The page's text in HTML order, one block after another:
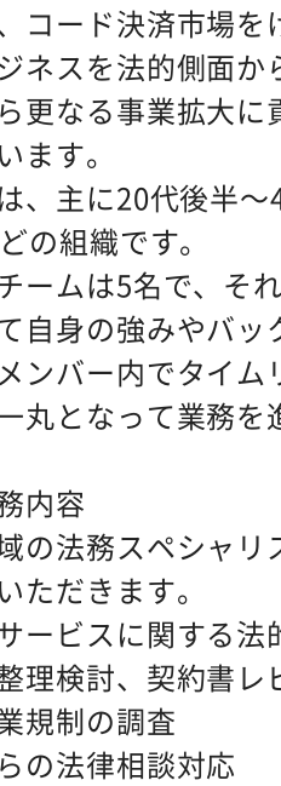
コード決済市場
ネスを法的側面
更なる事業拡大
ます。
、主に20代後半
の組織です。
ームは5名で、そ
自身の強みやバ
ンバー内でタイ
丸となって業務を
内容
の法務スペシャ
ただきます。
ービスに関する
理検討、契約書レ
規制の調査
の法律相談対応